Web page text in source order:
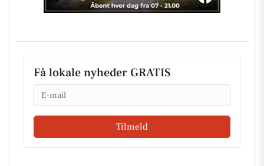
Få lokale nyheder GRATIS
Email
Tilmeld